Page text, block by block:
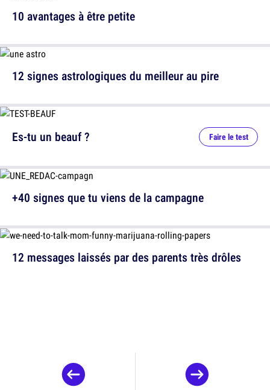
10 avantages à être petite
12 signes astrologiques du meilleur au pire
12 messages laissés par des parents très drôles
Es-tu un beauf ? Faire le test
+40 signes que tu viens de la campagne